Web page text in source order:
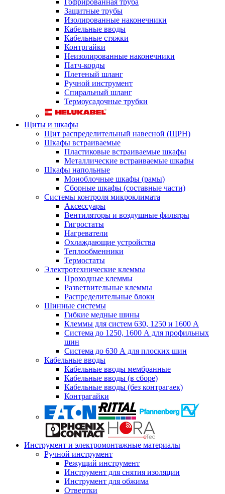
Гофрированная труба
Защитные трубы
Изолированные наконечники
Кабельные вводы
Кабельные стяжки
Контргайки
Неизолированные наконечники
Патч-корды
Плетеный шланг
Ручной инструмент
Спиральный шланг
Термоусадочные трубки
Щиты и шкафы
Щит распределительный навесной (ЩРН)
Шкафы встраиваемые
Пластиковые встраиваемые шкафы
Металлические встраиваемые шкафы
Шкафы напольные
Моноблочные шкафы (рамы)
Сборные шкафы (составные части)
Системы контроля микроклимата
Аксессуары
Вентиляторы и воздушные фильтры
Гигростаты
Нагреватели
Охлаждающие устройства
Теплообменники
Термостаты
Электротехнические клеммы
Проходные клеммы
Разветвительные клеммы
Распределительные блоки
Шинные системы
Гибкие медные шины
Клеммы для систем 630, 1250 и 1600 А
Система до 1250, 1600 А для профильных
шин
Система до 630 А для плоских шин
Кабельные вводы
Кабельные вводы мембранные
Кабельные вводы (в сборе)
Кабельные вводы (без контрагаек)
Контрагайки
Инструмент и электромонтажные материалы
Ручной инструмент
Режущий инструмент
Инструмент для снятия изоляции
Инструмент для обжима
Отвертки